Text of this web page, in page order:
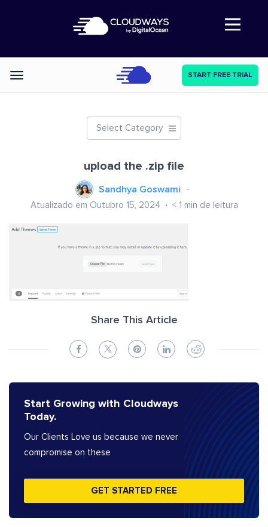
Abre a navegação
Categories START FREE TRIAL
Select Category
upload the .zip file
Sandhya Goswami
Atualizado em Outubro 15, 2024 < 1 min de leitura
Share This Article
Start Growing with Cloudways
Today.
Our Clients Love us because we never
compromise on these
GET STARTED FREE